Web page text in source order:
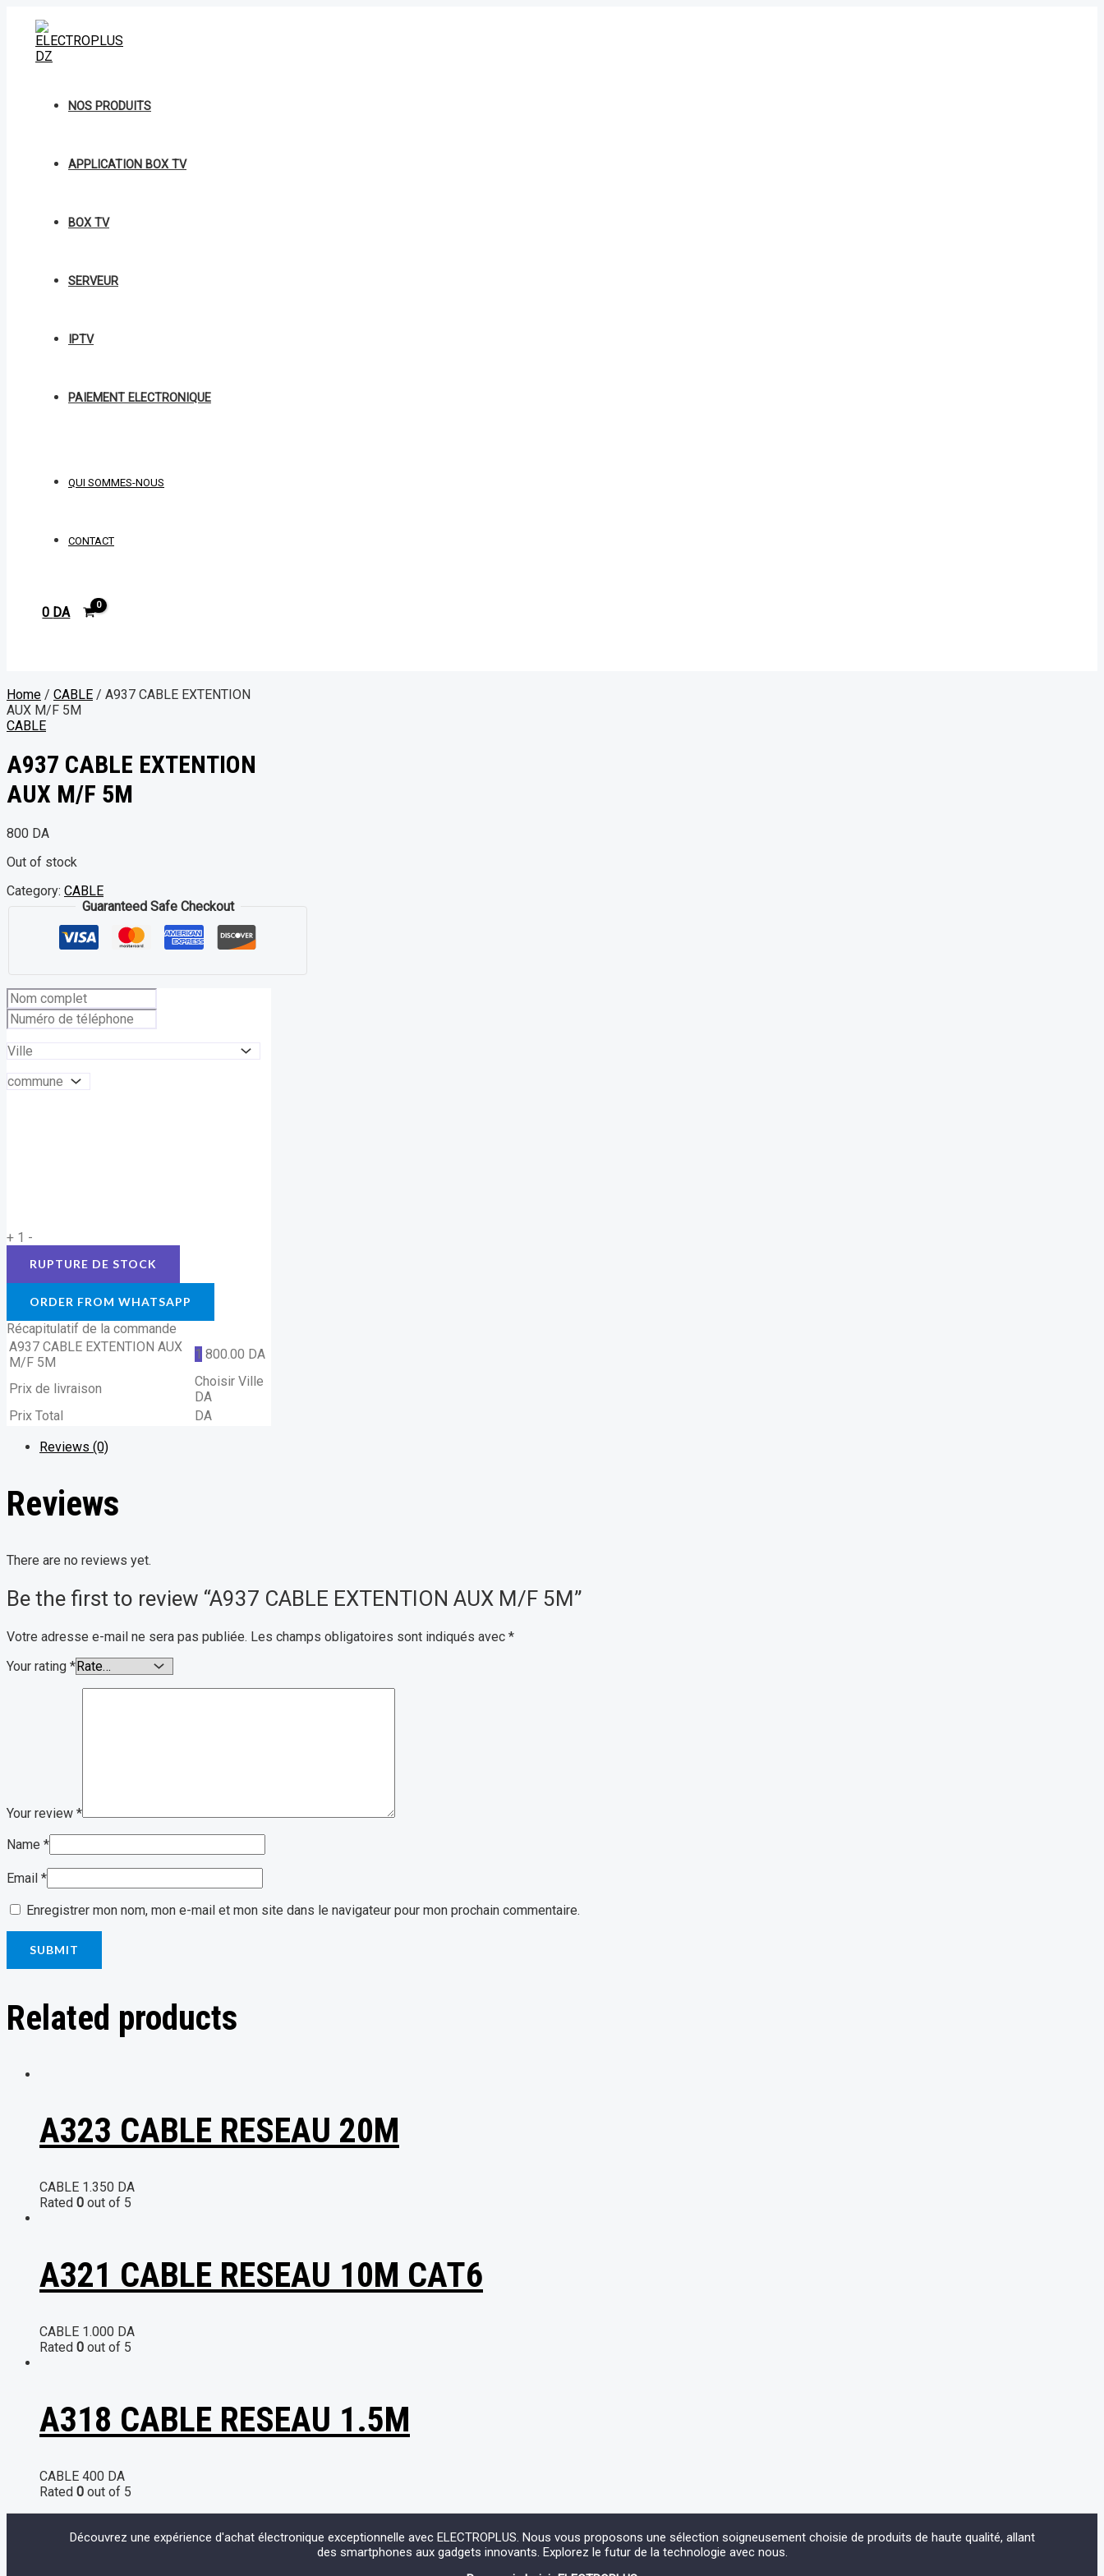
contenu
NOS PRODUITS
APPLICATION BOX TV
BOX TV
SERVEUR
IPTV
PAIEMENT ELECTRONIQUE
QUI SOMMES-NOUS
CONTACT
0 DA
Home / CABLE / A937 CABLE EXTENTION
AUX M/F 5M
CABLE
A937 CABLE EXTENTION
AUX M/F 5M
800 DA
Out of stock
Category: CABLE
Guaranteed Safe Checkout
+ 1 -
ORDER FROM WHATSAPP
Récapitulatif de la commande
A937 CABLE EXTENTION AUX
M/F 5M
1 800.00 DA
Prix de livraison
Choisir Ville
DA
Prix Total
DA
Reviews (0)
Reviews
There are no reviews yet.
Be the first to review “A937 CABLE EXTENTION AUX M/F 5M”
Votre adresse e-mail ne sera pas publiée. Les champs obligatoires sont indiqués avec *
Your rating *
Your review *
Name *
Email *
Enregistrer mon nom, mon e-mail et mon site dans le navigateur pour mon prochain commentaire.
Related products
A323 CABLE RESEAU 20M
CABLE 1.350 DA
Rated 0 out of 5
A321 CABLE RESEAU 10M CAT6
CABLE 1.000 DA
Rated 0 out of 5
A318 CABLE RESEAU 1.5M
CABLE 400 DA
Rated 0 out of 5
Découvrez une expérience d'achat électronique exceptionnelle avec ELECTROPLUS. Nous vous proposons une sélection soigneusement choisie de produits de haute qualité, allant
des smartphones aux gadgets innovants. Explorez le futur de la technologie avec nous.